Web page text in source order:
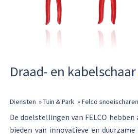
Draad- en kabelschaar
Diensten »Tuin & Park »Felco snoeischaren
De doelstellingen van FELCO
bieden van innovatieve en